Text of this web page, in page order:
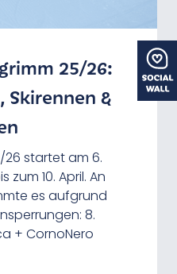
25/26:
&
26 startet am 6.
10. April. An
es aufgrund
8.
+ CornoNero
Weißhorn
am
unvergessliches
Uhrzeiten des
10. April:
15. Mai:…
Street
Jochgrimm
Street View
bereist für den
wurde. Nun
am